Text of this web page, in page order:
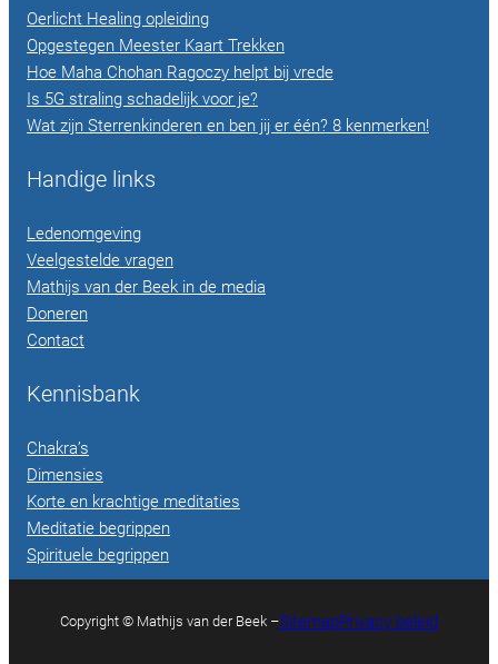
Oerlicht Healing opleiding
Opgestegen Meester Kaart Trekken
Hoe Maha Chohan Ragoczy helpt bij vrede
Is 5G straling schadelijk voor je?
Wat zijn Sterrenkinderen en ben jij er één? 8 kenmerken!
Handige links
Ledenomgeving
Veelgestelde vragen
Mathijs van der Beek in de media
Doneren
Contact
Kennisbank
Chakra’s
Dimensies
Korte en krachtige meditaties
Meditatie begrippen
Spirituele begrippen
Copyright © Mathijs van der Beek –SitemapPrivacy beleid